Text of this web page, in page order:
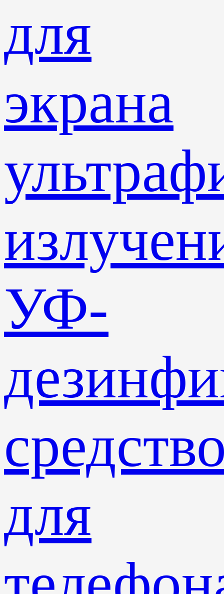
для
экрана
УФ-
для